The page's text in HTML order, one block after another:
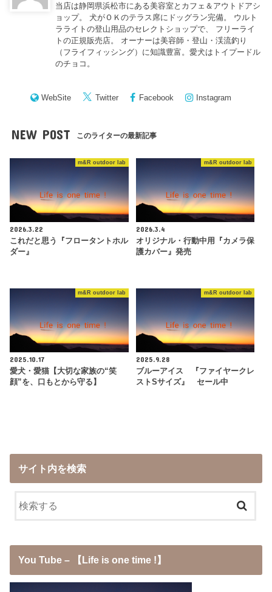
当店は静岡県浜松市にある美容室とカフェ＆アウトドアシ
ョップ。 犬がＯＫのテラス席にドッグラン完備。 ウルト
ラライトの登山用品のセレクトショップで、 フリーライ
トの正規販売店。 オーナーは美容師・登山・渓流釣り
（フライフィッシング）に知識豊富。愛犬はトイプードル
のチョコ。
WebSite Twitter Facebook Instagram
NEW POST このライターの最新記事
m&R outdoor lab
2026.3.22
これだと思う『フロータントホル
ダー』
m&R outdoor lab
2026.3.4
オリジナル・行動中用『カメラ保
護カバー』発売
m&R outdoor lab
2025.10.17
愛犬・愛猫【大切な家族の“笑
顔”を、口もとから守る】
m&R outdoor lab
2025.9.28
ブルーアイス 『ファイヤークレ
ストSサイズ』 セール中
サイト内を検索
You Tube – 【Life is one time !】